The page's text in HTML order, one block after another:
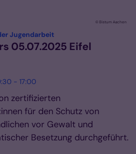
© Bistum Aachen
Jugendarbeit:
05.07.2025 Eifel
- 17:00
zertifizierten
für den Schutz von
vor Gewalt und
Besetzung durchgeführt.